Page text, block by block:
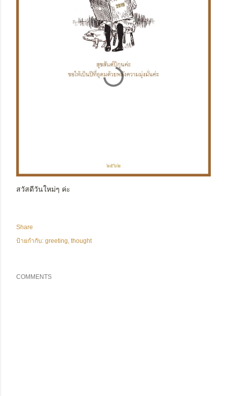
สวัสดีวันใหม่ๆ ค่ะ
Share
ป้ายกำกับ: greeting thought
COMMENTS